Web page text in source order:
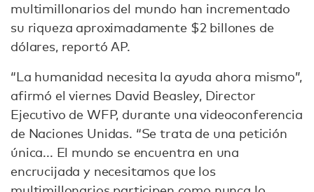
multimillonarios del mundo han incrementado
su riqueza aproximadamente $2 billones de
dólares, reportó AP.
“La humanidad necesita la ayuda ahora mismo”,
afirmó el viernes David Beasley, Director
Ejecutivo de WFP, durante una videoconferencia
de Naciones Unidas. “Se trata de una petición
única... El mundo se encuentra en una
encrucijada y necesitamos que los